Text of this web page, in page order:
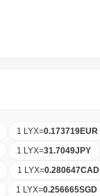
1 LYX=0.173719EUR
1 LYX=31.7049JPY
1 LYX=0.280647CAD
1 LYX=0.256665SGD